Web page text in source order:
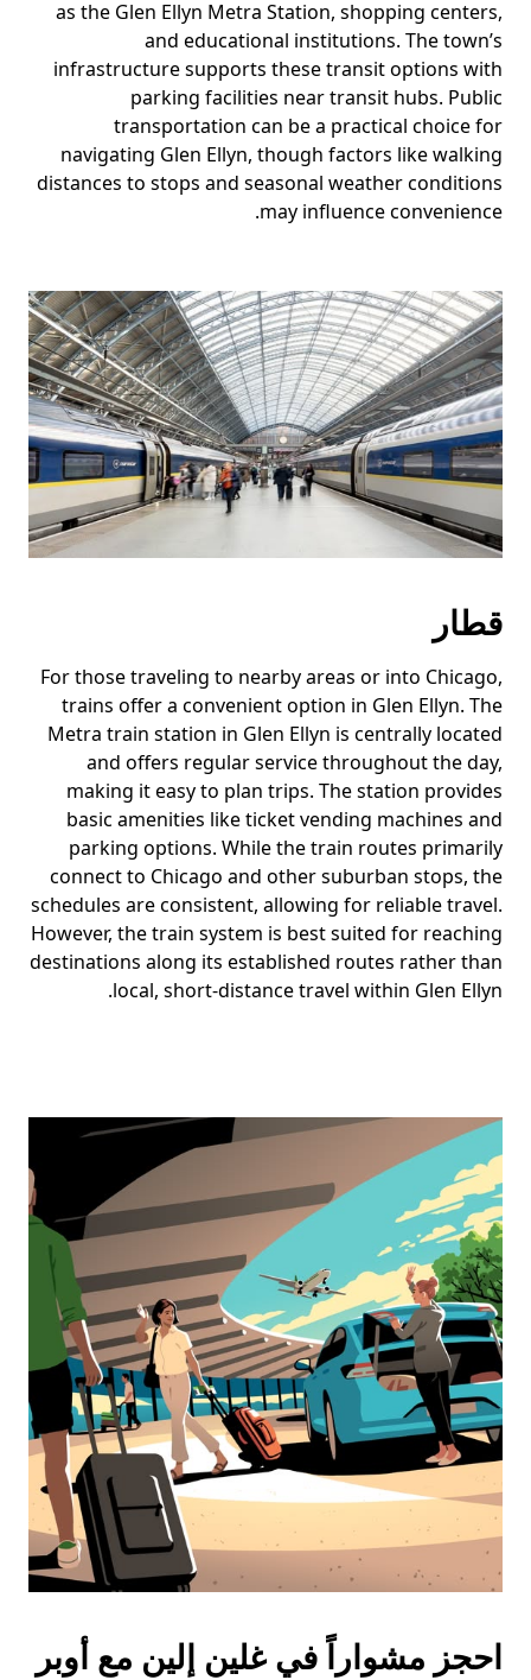
as the Glen Ellyn Metra Station, shopping centers,
and educational institutions. The town’s
infrastructure supports these transit options with
parking facilities near transit hubs. Public
transportation can be a practical choice for
navigating Glen Ellyn, though factors like walking
distances to stops and seasonal weather conditions
may influence convenience.
قطار
For those traveling to nearby areas or into Chicago,
trains offer a convenient option in Glen Ellyn. The
Metra train station in Glen Ellyn is centrally located
and offers regular service throughout the day,
making it easy to plan trips. The station provides
basic amenities like ticket vending machines and
parking options. While the train routes primarily
connect to Chicago and other suburban stops, the
schedules are consistent, allowing for reliable travel.
However, the train system is best suited for reaching
destinations along its established routes rather than
local, short-distance travel within Glen Ellyn.
احجز مشواراً في غلين إلين مع أوبر